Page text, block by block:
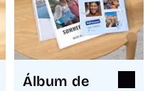
Álbum de